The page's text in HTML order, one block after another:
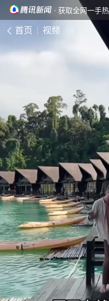
· 获取全网一手
首页 视频